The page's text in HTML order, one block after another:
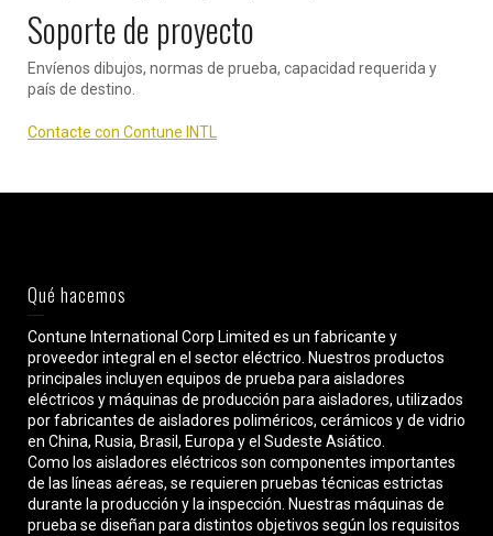
Soporte de proyecto
Envíenos dibujos, normas de prueba, capacidad requerida y
país de destino.
Contacte con Contune INTL
Qué hacemos
Contune International Corp Limited es un fabricante y
proveedor integral en el sector eléctrico. Nuestros productos
principales incluyen equipos de prueba para aisladores
eléctricos y máquinas de producción para aisladores, utilizados
por fabricantes de aisladores poliméricos, cerámicos y de vidrio
en China, Rusia, Brasil, Europa y el Sudeste Asiático.
Como los aisladores eléctricos son componentes importantes
de las líneas aéreas, se requieren pruebas técnicas estrictas
durante la producción y la inspección. Nuestras máquinas de
prueba se diseñan para distintos objetivos según los requisitos